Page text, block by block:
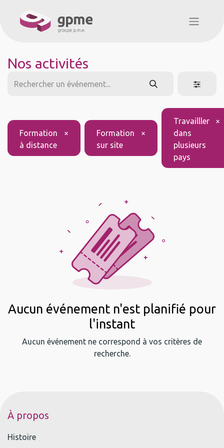
Nos activités
Formation
à distance
×
Formation
sur site
×
Travailller
dans
plusieurs
pays
×
Aucun événement n'est planifié pour
l'instant
Aucun événement ne correspond à vos critères de
recherche.
À propos
Histoire